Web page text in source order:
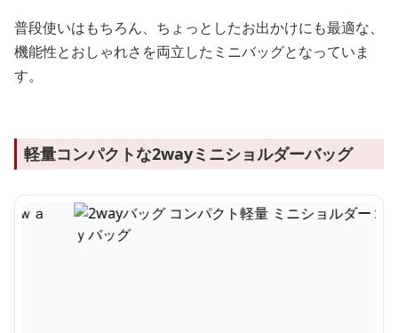
普段使いはもちろん、ちょっとしたお出かけにも最適な、
機能性とおしゃれさを両立したミニバッグとなっていま
す。
軽量コンパクトな2wayミニショルダーバッグ